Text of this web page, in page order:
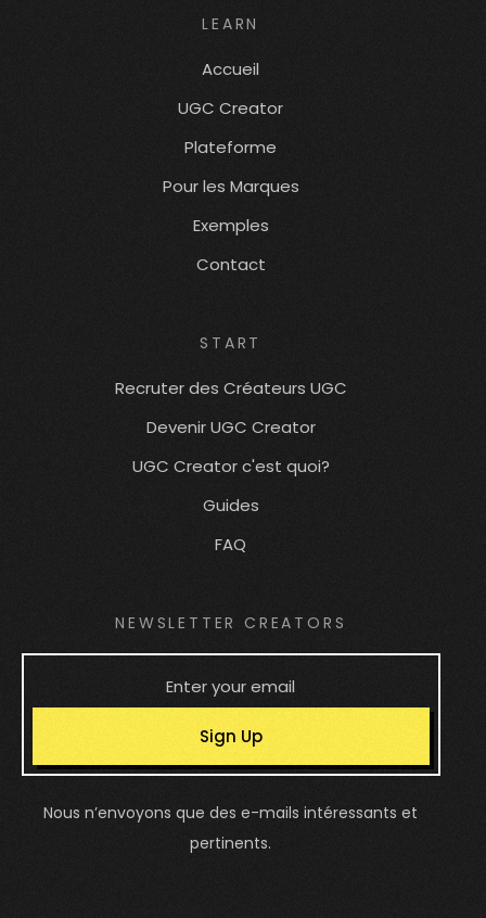
LEARN
Accueil
UGC Creator
Plateforme
Pour les Marques
Exemples
Contact
START
Recruter des Créateurs UGC
Devenir UGC Creator
UGC Creator c'est quoi?
Guides
FAQ
NEWSLETTER CREATORS
Sign Up
Nous n’envoyons que des e-mails intéressants et
pertinents.